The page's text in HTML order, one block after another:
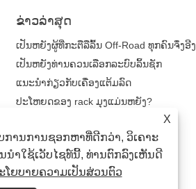
ຂ່າວ​ລ່າ​ສຸດ
ເປັນຫຍັງຜູ້ທີ່ກະຕືລືລົ້ນ Off-Road ທຸກຄົນຈຶ່ງອີງ
ໃສ່ລະບົບເຄື່ອງແຕ້ມລົດທີ່ແຂງແຮງສໍາລັບການ
ຈັດການເກຍ?
ເປັນຫຍັງທ່ານຄວນເລືອກລະບົບລິ້ນຊັກ
ພາຫະນະສໍາລັບລົດຫລືລົດບັນທຸກຂອງທ່ານ?
ແນະນຳກ່ຽວກັບເຄື່ອງແຕ້ມລົດ
ປະໂຫຍດຂອງ rack ມຸງແມ່ນຫຍັງ?
X
ການການຊອກຫາທີ່ດີກວ່າ, ວິເຄາະ
ນໍາໃຊ້ເວັບໄຊທ໌ນີ້, ທ່ານຕົກລົງເຫັນດີ
ໂຍບາຍຄວາມເປັນສ່ວນຕົວ